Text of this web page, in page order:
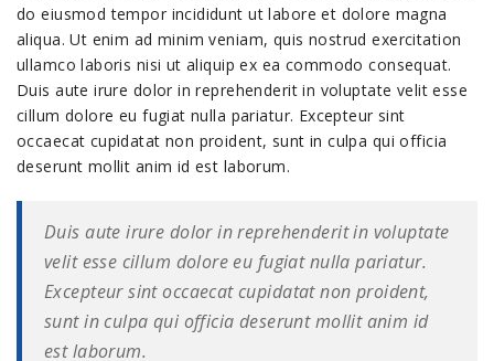
do eiusmod tempor incididunt ut labore et dolore magna
aliqua. Ut enim ad minim veniam, quis nostrud exercitation
ullamco laboris nisi ut aliquip ex ea commodo consequat.
Duis aute irure dolor in reprehenderit in voluptate velit esse
cillum dolore eu fugiat nulla pariatur. Excepteur sint
occaecat cupidatat non proident, sunt in culpa qui officia
deserunt mollit anim id est laborum.
Duis aute irure dolor in reprehenderit in voluptate
velit esse cillum dolore eu fugiat nulla pariatur.
Excepteur sint occaecat cupidatat non proident,
sunt in culpa qui officia deserunt mollit anim id
est laborum.